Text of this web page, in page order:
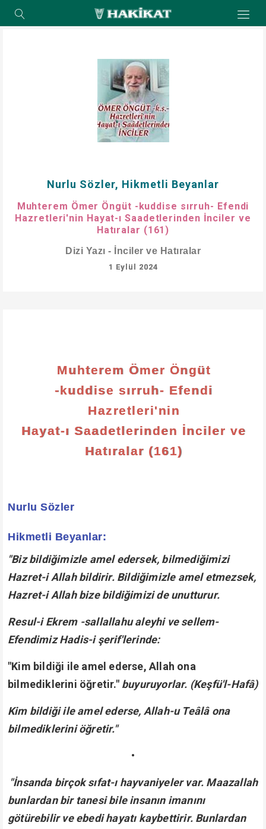
Nurlu Sözler, Hikmetli Beyanlar
Muhterem Ömer Öngüt -kuddise sırruh- Efendi
Hazretleri'nin Hayat-ı Saadetlerinden İnciler ve
Hatıralar (161)
Dizi Yazı - İnciler ve Hatıralar
1 Eylül 2024
Muhterem Ömer Öngüt
-kuddise sırruh- Efendi
Hazretleri'nin
Hayat-ı Saadetlerinden İnciler ve
Hatıralar (161)
Nurlu Sözler
Hikmetli Beyanlar:
"Biz bildiğimizle amel edersek, bilmediğimizi
Hazret-i Allah bildirir. Bildiğimizle amel etmezsek,
Hazret-i Allah bize bildiğimizi de unutturur.
Resul-i Ekrem -sallallahu aleyhi ve sellem-
Efendimiz Hadis-i şerif'lerinde:
"Kim bildiği ile amel ederse, Allah ona
bilmediklerini öğretir."buyuruyorlar. (Keşfü'l-Hafâ)
Kim bildiği ile amel ederse, Allah-u Teâlâ ona
bilmediklerini öğretir."
•
"İnsanda birçok sıfat-ı hayvaniyeler var. Maazallah
bunlardan bir tanesi bile insanın imanını
götürebilir ve ebedi hayatı kaybettirir. Bunlardan